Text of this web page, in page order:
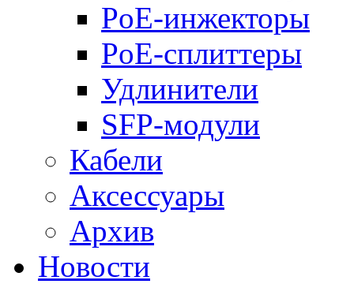
PoE-инжекторы
PoE-сплиттеры
Удлинители
SFP-модули
Кабели
Аксессуары
Архив
Новости